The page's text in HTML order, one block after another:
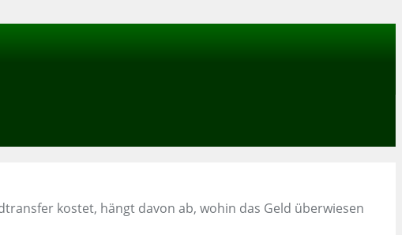
kostet, hängt davon ab, wohin das Geld überwiesen